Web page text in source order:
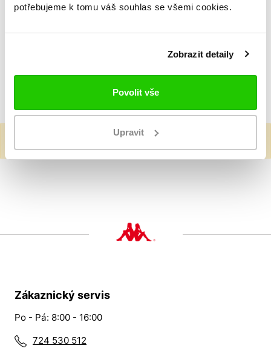
potřebujeme k tomu váš souhlas se všemi cookies.
Zobrazit detaily
Povolit vše
Upravit
žebrovaný materiál
materiál: 57% bavlna,38% polyester, 5% elastan
Mohlo by se vám
TAKÉ LÍBIT
Nenalezeny žádné produkty
Zákaznický servis
Po - Pá: 8:00 - 16:00
724 530 512